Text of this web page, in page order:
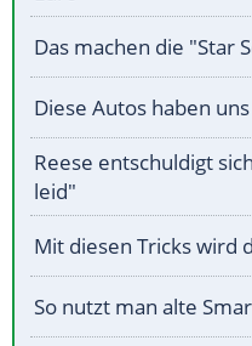
Das machen die "Star
Diese Autos haben
Reese entschuldigt
leid"
Mit diesen Tricks wird
So nutzt man alte